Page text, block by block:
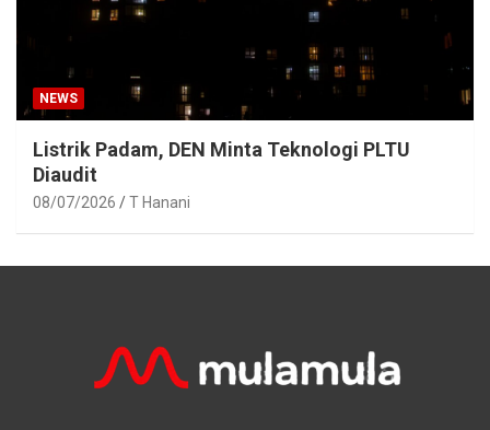
NEWS
Listrik Padam, DEN Minta Teknologi PLTU
Diaudit
08/07/2026 T Hanani